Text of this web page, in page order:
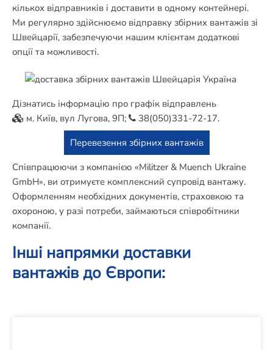
кількох відправників і доставити в одному контейнері.
Ми регулярно здійснюємо відправку збірних вантажів зі
Швейцарії, забезпечуючи нашим клієнтам додаткові
опції та можливості.
Дізнатись інформацію про графік відправлень
м. Київ, вул Лугова, 9П;
38(050)331-72-17.
Перевезення збірних вантажів
Співпрацюючи з компанією «Militzer & Muench Ukraine
GmbH», ви отримуєте комплексний супровід вантажу.
Оформленням необхідних документів, страховкою та
охороною, у разі потреби, займаються співробітники
компанії.
Інші напрямки доставки
вантажів до Європи: